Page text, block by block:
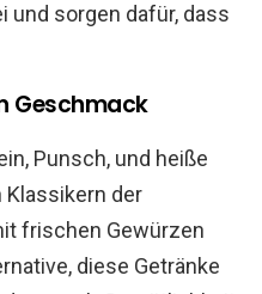
sorgen dafür, dass
Geschmack
Punsch, und heiße
Klassikern der
frischen Gewürzen
diese Getränke